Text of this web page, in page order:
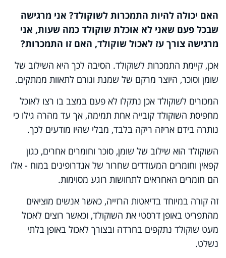
האם יכולה להיות התמכרות לשוקולד? אני מרגישה
שבכל פעם שאני לא אוכלת שוקולד כמה שעות, אני
מרגישה צורך עז לאכול שוקולד, האם זו התמכרות?
אכן, קיימת התמכרות לשוקולד. הסיבה לכך היא השילוב של
שומן וסוכר, היוצר מרקם של שמנת וגורם לתאוות ממתקים.
המכורים לשוקולד אכן נתקלו לא פעם במצב בו רצו לאוכל
מחפיסת השוקולד קובייה אחת תמימה, אך עד מהרה גילו כי
נותרה בידם אריזה ריקה בלבד, מבלי שהיו מודעים לכך.
השוקולד הוא שילוב של שומן, סוכר וחומרים אחרים, כגון
קפאין וחומרים המעודדים שחרור של אנדרופינים במוח - אלו
הם חומרים האחראים לתחושות רוגע מסוימות.
זה קורה במיוחד בדיאטות הרזייה, כאשר אנשים מוציאים
מהתפריט באופן דרסטי את השוקולד, וכאשר רוצים לאכול
מעט שוקולד נתקפים בחרדה ובצורך לאכול באופן בלתי
נשלט.